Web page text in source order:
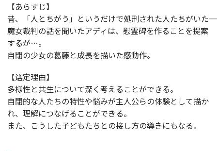
【あらすじ】
昔、「人とちがう」というだけで処刑された人たちがいた――
魔女裁判の話を聞いたアディは、慰霊碑を作ることを提案
するが…。
自閉の少女の葛藤と成長を描いた感動作。
【選定理由】
多様性と共生について深く考えることができる。
自閉的な人たちの特性や悩みが主人公らの体験として描か
れ、理解につなげることができる。
また、こうした子どもたちとの接し方の導きにもなる。